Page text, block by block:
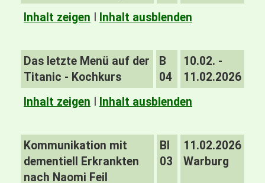
Inhalt zeigen Inhalt ausblenden
Das letzte Menü auf der
Titanic - Kochkurs
B
04
10.02. -
11.02.2026
Inhalt zeigen
Inhalt ausblenden
Kommunikation mit
dementiell Erkrankten
nach Naomi Feil
BI
03
11.02.2026
Warburg